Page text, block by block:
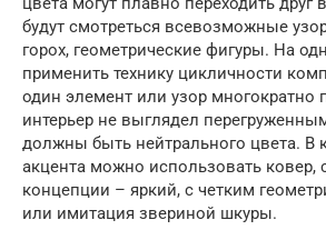
будут смотреться всевозможные
горох, геометрические фигуры. На
применить технику цикличности
один элемент или узор многократно
интерьер не выглядел
должны быть нейтрального цвета. В
акцента можно использовать ковер,
концепции – яркий, с четким
или имитация звериной шкуры.